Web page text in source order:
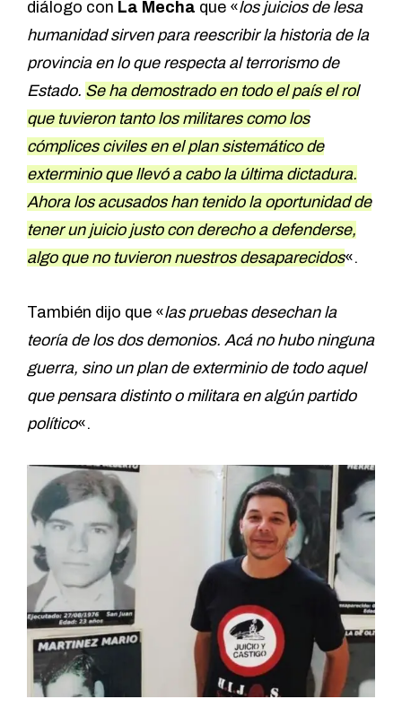
diálogo con La Mecha que «los juicios de lesa
humanidad sirven para reescribir la historia de la
provincia en lo que respecta al terrorismo de
Estado. Se ha demostrado en todo el país el rol
que tuvieron tanto los militares como los
cómplices civiles en el plan sistemático de
exterminio que llevó a cabo la última dictadura.
Ahora los acusados han tenido la oportunidad de
tener un juicio justo con derecho a defenderse,
algo que no tuvieron nuestros desaparecidos«.
También dijo que «las pruebas desechan la
teoría de los dos demonios. Acá no hubo ninguna
guerra, sino un plan de exterminio de todo aquel
que pensara distinto o militara en algún partido
político«.